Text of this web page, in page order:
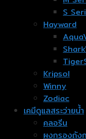
S
Hayward
Kripsol
Winny
Zodiac
เคมีดูแลสระว่ายน้ำ
คลอรีน
ผงกรองถัง